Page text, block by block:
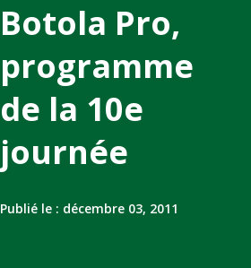
Botola Pro,
programme
de la 10e
journée
Publié le : décembre 03, 2011